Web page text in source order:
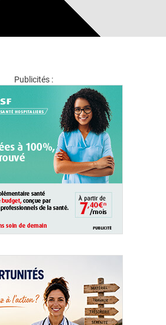
Publicités :